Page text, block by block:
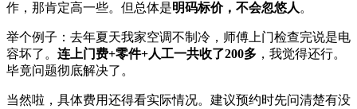
作，那肯定高一些。但总体是明码标价，不会忽悠人 。
举个例子：去年夏天我家空调不制冷，师傅上门检查完说是电
容坏了。 连上门费+零件+人工一共收了200多 ，我觉得还行。
毕竟问题彻底解决了。
当然啦，具体费用还得看实际情况。建议预约时先问清楚有没